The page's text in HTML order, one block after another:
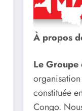
À propos
Le Groupe
constituée
Congo.